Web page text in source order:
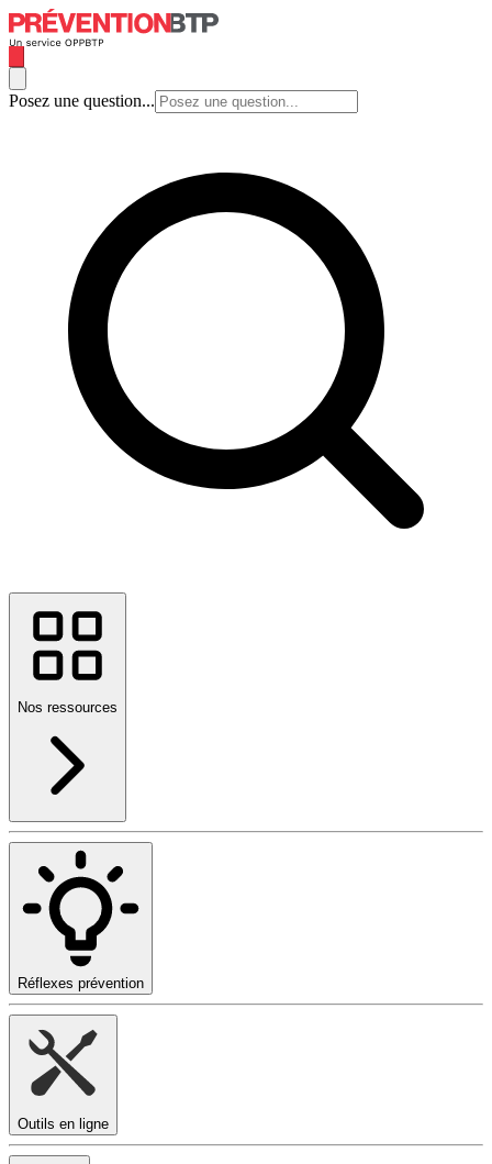
Posez une question...
Nos ressources
Réflexes prévention
Outils en ligne